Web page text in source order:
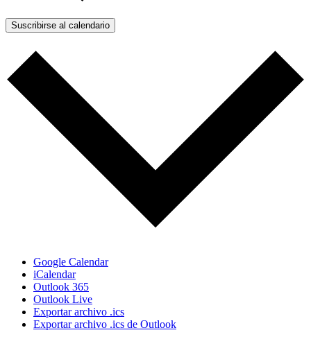
Suscribirse al calendario
Google Calendar
iCalendar
Outlook 365
Outlook Live
Exportar archivo .ics
Exportar archivo .ics de Outlook